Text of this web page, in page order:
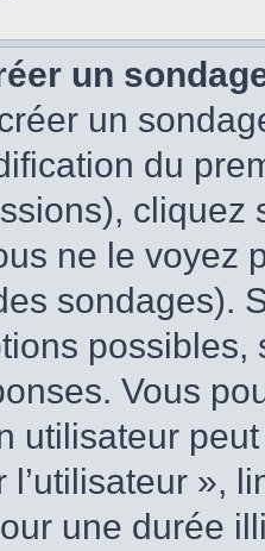
un
un
du
cliquez
ne le voyez
sondages).
Vous
utilisateur
l’utilisateur »,
une durée